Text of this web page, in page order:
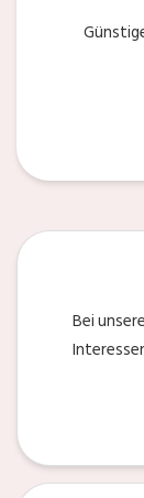
Bei